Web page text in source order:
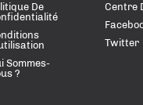
De
Sommes-
?
Centre
Twitter